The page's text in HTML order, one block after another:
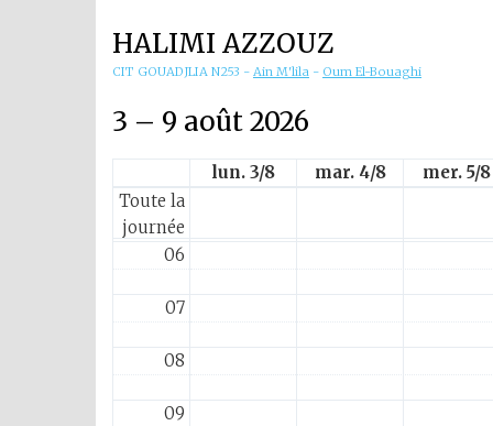
HALIMI AZZOUZ
CIT GOUADJLIA N253 - Ain M'lila - Oum El-Bouaghi
3 – 9 août 2026
lun. 3/8 mar. 4/8 mer. 5/8
Toute la
journée
02
05
06
07
08
09